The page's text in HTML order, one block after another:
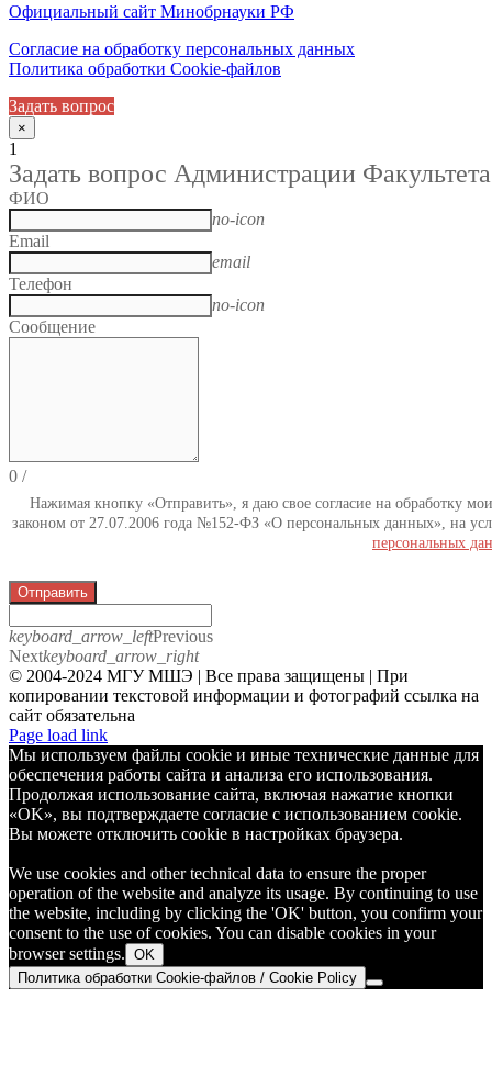
Официальный сайт Минобрнауки РФ
Согласие на обработку персональных данных
Политика обработки Cookie-файлов
Задать вопрос
×
1
Задать вопрос Администрации Факультета
ФИО
no-icon
Email
email
Телефон
no-icon
Сообщение
0 /
Нажимая кнопку «Отправить», я даю свое согласие на обработку
законом от 27.07.2006 года №152-ФЗ «О персональных данных», на
персональных
Отправить
keyboard_arrow_leftPrevious
Nextkeyboard_arrow_right
© 2004-2024 МГУ МШЭ | Все права защищены | При
копировании текстовой информации и фотографий ссылка на
сайт обязательна
Telegram
Page load link
Мы используем файлы cookie и иные технические данные для
обеспечения работы сайта и анализа его использования.
Продолжая использование сайта, включая нажатие кнопки
«OK», вы подтверждаете согласие с использованием cookie.
Вы можете отключить cookie в настройках браузера.
We use cookies and other technical data to ensure the proper
operation of the website and analyze its usage. By continuing to use
the website, including by clicking the 'OK' button, you confirm your
consent to the use of cookies. You can disable cookies in your
browser settings. OK
Политика обработки Cookie-файлов / Cookie Policy